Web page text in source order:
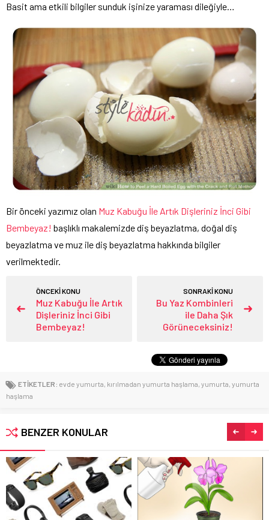
Basit ama etkili bilgiler sunduk işinize yaraması dileğiyle…
Bir önceki yazımız olan Muz Kabuğu İle Artık Dişleriniz İnci Gibi
Bembeyaz! başlıklı makalemizde diş beyazlatma, doğal diş
beyazlatma ve muz ile diş beyazlatma hakkında bilgiler
verilmektedir.
ÖNCEKİ KONU
Muz Kabuğu İle Artık
Dişleriniz İnci Gibi
Bembeyaz!
SONRAKİ KONU
Bu Yaz Kombinleri
ile Daha Şık
Görüneceksiniz!
ETİKETLER: evde yumurta, kırılmadan yumurta haşlama, yumurta, yumurta
haşlama
BENZER KONULAR